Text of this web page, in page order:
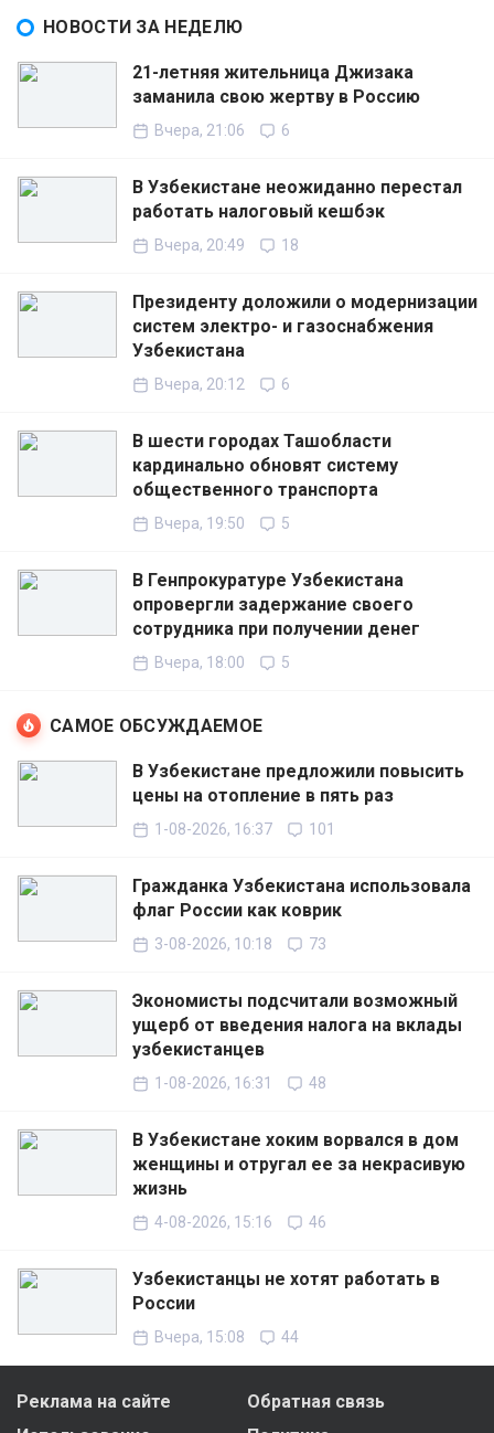
НОВОСТИ ЗА НЕДЕЛЮ
21-летняя жительница Джизака
заманила свою жертву в Россию
Вчера, 21:06 6
В Узбекистане неожиданно перестал
работать налоговый кешбэк
Вчера, 20:49 18
Президенту доложили о модернизации
систем электро- и газоснабжения
Узбекистана
Вчера, 20:12 6
В шести городах Ташобласти
кардинально обновят систему
общественного транспорта
Вчера, 19:50 5
В Генпрокуратуре Узбекистана
опровергли задержание своего
сотрудника при получении денег
Вчера, 18:00 5
САМОЕ ОБСУЖДАЕМОЕ
В Узбекистане предложили повысить
цены на отопление в пять раз
1-08-2026, 16:37 101
Гражданка Узбекистана использовала
флаг России как коврик
3-08-2026, 10:18 73
Экономисты подсчитали возможный
ущерб от введения налога на вклады
узбекистанцев
1-08-2026, 16:31 48
В Узбекистане хоким ворвался в дом
женщины и отругал ее за некрасивую
жизнь
4-08-2026, 15:16 46
Узбекистанцы не хотят работать в
России
Вчера, 15:08 44
Реклама на сайте
Обратная связь